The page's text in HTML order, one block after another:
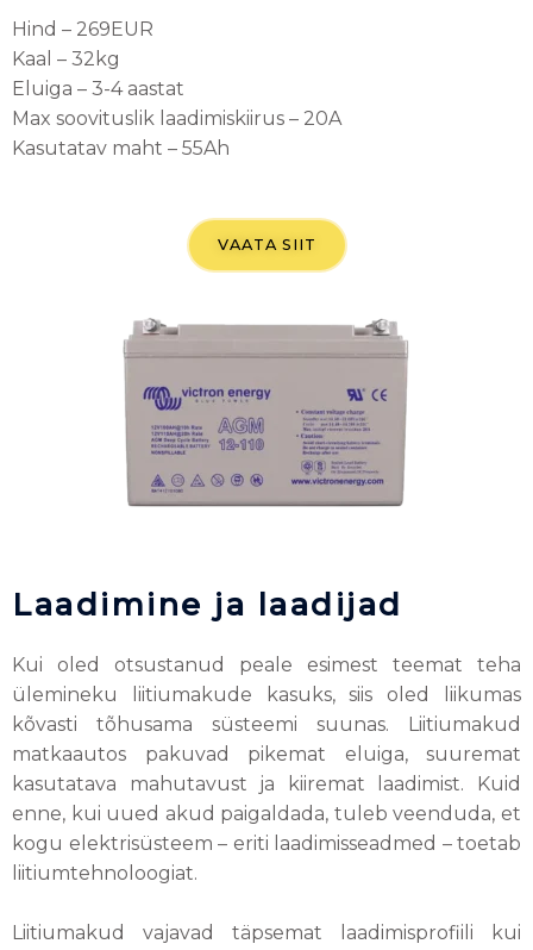
Hind – 269EUR
Kaal – 32kg
Eluiga – 3-4 aastat
Max soovituslik laadimiskiirus – 20A
Kasutatav maht – 55Ah
VAATA SIIT
Laadimine ja laadijad
Kui oled otsustanud peale esimest teemat teha
ülemineku liitiumakude kasuks, siis oled liikumas
kõvasti tõhusama süsteemi suunas. Liitiumakud
matkaautos pakuvad pikemat eluiga, suuremat
kasutatava mahutavust ja kiiremat laadimist. Kuid
enne, kui uued akud paigaldada, tuleb veenduda, et
kogu elektrisüsteem – eriti laadimisseadmed – toetab
liitiumtehnoloogiat.
Liitiumakud vajavad täpsemat laadimisprofiili kui